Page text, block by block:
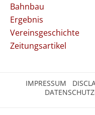
Bahnbau
Ergebnis
Vereinsgeschichte
Zeitungsartikel
IMPRESSUM